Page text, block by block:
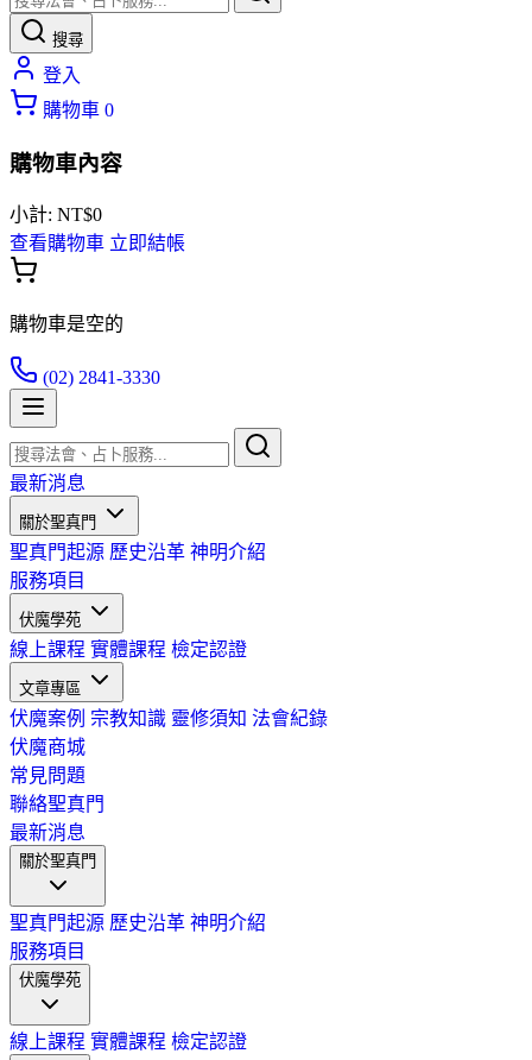
搜尋
登入
購物車 0
購物車內容
小計: NT$0
查看購物車 立即結帳
購物車是空的
(02) 2841-3330
最新消息
關於聖真門
聖真門起源 歷史沿革 神明介紹
服務項目
伏魔學苑
線上課程 實體課程 檢定認證
文章專區
伏魔案例 宗教知識 靈修須知 法會紀錄
伏魔商城
常見問題
聯絡聖真門
最新消息
關於聖真門
聖真門起源 歷史沿革 神明介紹
服務項目
伏魔學苑
線上課程 實體課程 檢定認證